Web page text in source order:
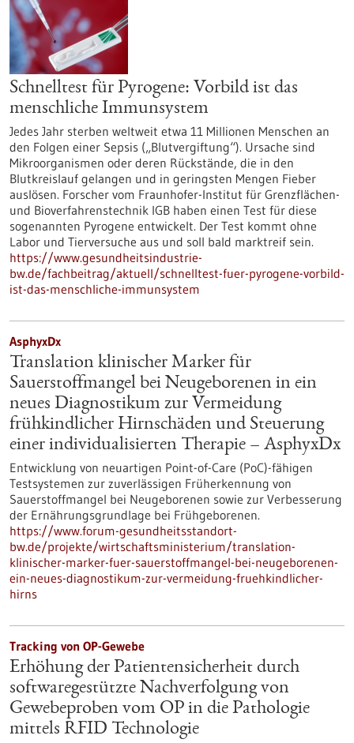
Schnelltest für Pyrogene: Vorbild ist das
menschliche Immunsystem
Jedes Jahr sterben weltweit etwa 11 Millionen Menschen an
den Folgen einer Sepsis („Blutvergiftung“). Ursache sind
Mikroorganismen oder deren Rückstände, die in den
Blutkreislauf gelangen und in geringsten Mengen Fieber
auslösen. Forscher vom Fraunhofer-Institut für Grenzflächen-
und Bioverfahrenstechnik IGB haben einen Test für diese
sogenannten Pyrogene entwickelt. Der Test kommt ohne
Labor und Tierversuche aus und soll bald marktreif sein.
https://www.gesundheitsindustrie-
bw.de/fachbeitrag/aktuell/schnelltest-fuer-pyrogene-vorbild-
ist-das-menschliche-immunsystem
AsphyxDx
Translation klinischer Marker für
Sauerstoffmangel bei Neugeborenen in ein
neues Diagnostikum zur Vermeidung
frühkindlicher Hirnschäden und Steuerung
einer individualisierten Therapie – AsphyxDx
Entwicklung von neuartigen Point-of-Care (PoC)-fähigen
Testsystemen zur zuverlässigen Früherkennung von
Sauerstoffmangel bei Neugeborenen sowie zur Verbesserung
der Ernährungsgrundlage bei Frühgeborenen.
https://www.forum-gesundheitsstandort-
bw.de/projekte/wirtschaftsministerium/translation-
klinischer-marker-fuer-sauerstoffmangel-bei-neugeborenen-
ein-neues-diagnostikum-zur-vermeidung-fruehkindlicher-
hirns
Tracking von OP-Gewebe
Erhöhung der Patientensicherheit durch
softwaregestützte Nachverfolgung von
Gewebeproben vom OP in die Pathologie
mittels RFID Technologie